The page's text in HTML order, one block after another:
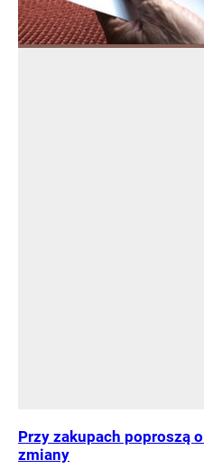
Przy zakupach poproszą
zmiany